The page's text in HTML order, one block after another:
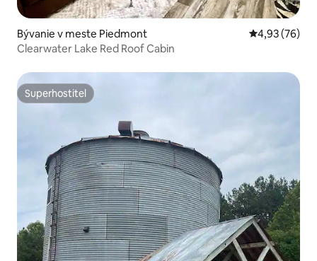
Bývanie v meste Piedmont Priemerné
4,93 (76)
Clearwater Lake Red Roof Cabin
Superhostiteľ
Superhostiteľ